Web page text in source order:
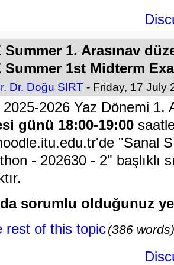
Summer 1. Arasınav
Summer 1st Midterm
Dr. Doğu SIRT - Friday, 17 July
2026 Yaz Dönemi 1.
günü 18:00-19:00
"Sanal
- 202630 - 2" başlıklı
sorumlu olduğunuz
rest of this topic(386